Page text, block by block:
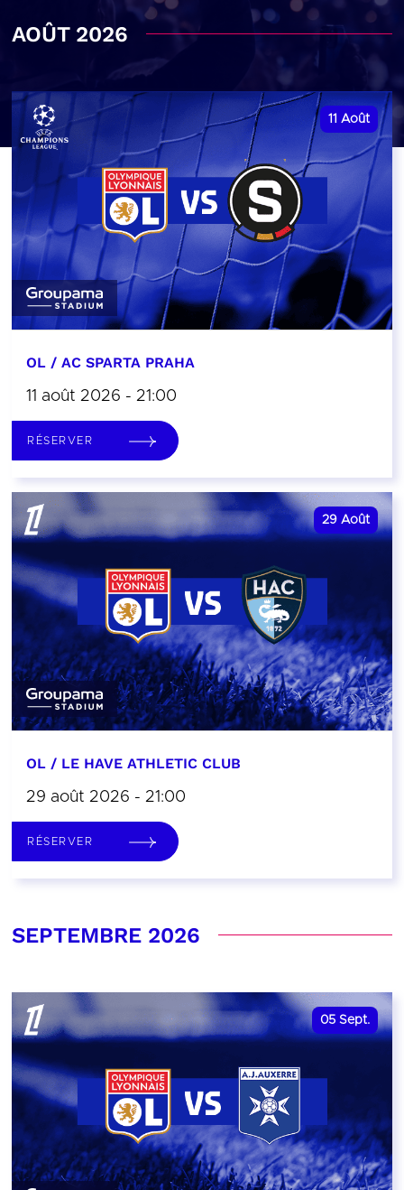
AOÛT 2026
11 Août
OL / AC SPARTA PRAHA
11 août 2026 - 21:00
RÉSERVER
29 Août
OL / LE HAVE ATHLETIC CLUB
29 août 2026 - 21:00
RÉSERVER
SEPTEMBRE 2026
05 Sept.